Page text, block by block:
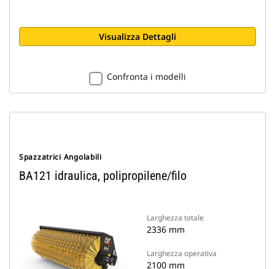
Visualizza Dettagli
Confronta i modelli
Spazzatrici Angolabili
BA121 idraulica, polipropilene/filo
Larghezza totale
2336 mm
Larghezza operativa
2100 mm